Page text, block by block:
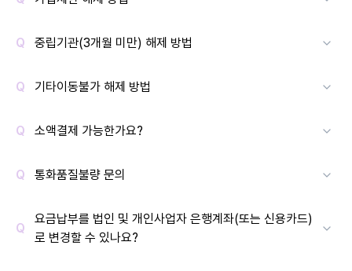
중립기관(3개월 미만) 해제 방법
기타이동불가 해제 방법
소액결제 가능한가요?
통화품질불량 문의
요금납부를 법인 및 개인사업자 은행계좌(또는 신용카드)
로 변경할 수 있나요?